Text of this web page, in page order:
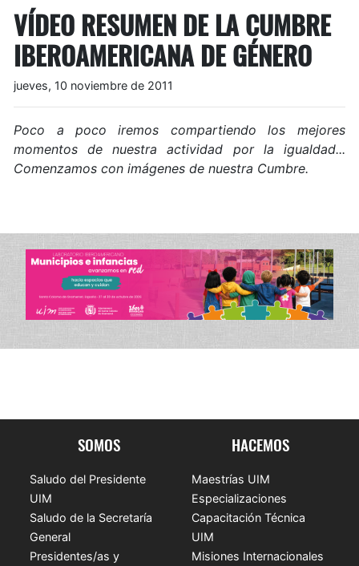
VÍDEO RESUMEN DE LA CUMBRE
IBEROAMERICANA DE GÉNERO
jueves, 10 noviembre de 2011
Poco a poco iremos compartiendo los mejores
momentos de nuestra actividad por la igualdad...
Comenzamos con imágenes de nuestra Cumbre.
SOMOS
Saludo del Presidente
UIM
Saludo de la Secretaría
General
Presidentes/as y
HACEMOS
Maestrías UIM
Especializaciones
Capacitación Técnica
UIM
Misiones Internacionales